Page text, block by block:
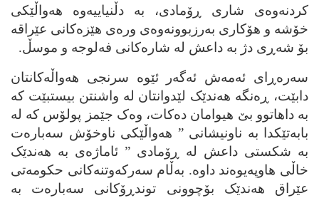
کردنه‌وه‌ی شاری ڕۆمادی، به‌ دڵنیاییه‌وه‌ هه‌واڵێکی
خۆشه‌ و هۆکاری به‌رزبوونه‌وه‌ی وره‌ی هێزه‌کانی عێراقه‌
بۆ شه‌ڕی دژ به‌ داعش له‌ شاره‌کانی فه‌لوجه‌ و موسڵ.
سه‌ره‌ڕای ئه‌مه‌ش ئه‌گه‌ر ئێوه‌ سرنجی هه‌واڵه‌کانتان
دابێت، ڕه‌نگه‌ هه‌ندێک لێدوانتان له‌ واشنتن بیستبێت که‌
به‌ داهاتوو بێ هیوامان ده‌کات، وه‌ک جێمز پولۆس که‌ له‌
بابه‌تێکدا به‌ ناونیشانی ” هه‌واڵێکی ناوخۆش سه‌باره‌ت
به‌ شکستی داعش له‌ ڕۆمادی ” ئاماژه‌ی به‌ هه‌ندێک
خاڵی هاوپه‌یوه‌ند داوه‌. به‌ڵام سه‌رکه‌وتنه‌کانی حکومه‌تی
عێراق هه‌ندێک بۆچوونی توندڕۆکانی سه‌باره‌ت به‌